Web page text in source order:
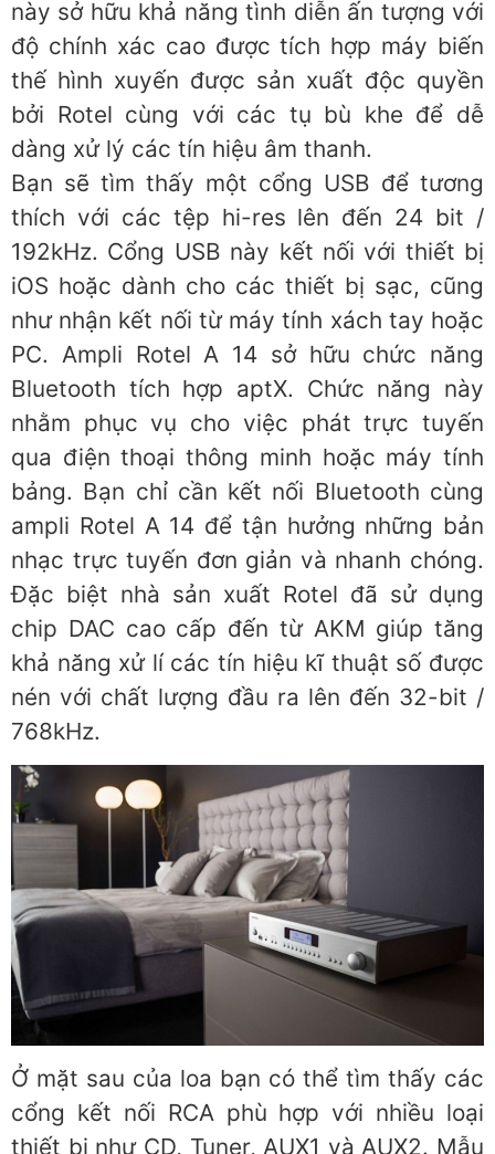
này sở hữu khả năng tình diễn ấn tượng với
độ chính xác cao được tích hợp máy biến
thế hình xuyến được sản xuất độc quyền
bởi Rotel cùng với các tụ bù khe để dễ
dàng xử lý các tín hiệu âm thanh.
Bạn sẽ tìm thấy một cổng USB để tương
thích với các tệp hi-res lên đến 24 bit /
192kHz. Cổng USB này kết nối với thiết bị
iOS hoặc dành cho các thiết bị sạc, cũng
như nhận kết nối từ máy tính xách tay hoặc
PC. Ampli Rotel A 14 sở hữu chức năng
Bluetooth tích hợp aptX. Chức năng này
nhằm phục vụ cho việc phát trực tuyến
qua điện thoại thông minh hoặc máy tính
bảng. Bạn chỉ cần kết nối Bluetooth cùng
ampli Rotel A 14 để tận hưởng những bản
nhạc trực tuyến đơn giản và nhanh chóng.
Đặc biệt nhà sản xuất Rotel đã sử dụng
chip DAC cao cấp đến từ AKM giúp tăng
khả năng xử lí các tín hiệu kĩ thuật số được
nén với chất lượng đầu ra lên đến 32-bit /
768kHz.
Ở mặt sau của loa bạn có thể tìm thấy các
cổng kết nối RCA phù hợp với nhiều loại
thiết bị như CD, Tuner, AUX1 và AUX2. Mẫu